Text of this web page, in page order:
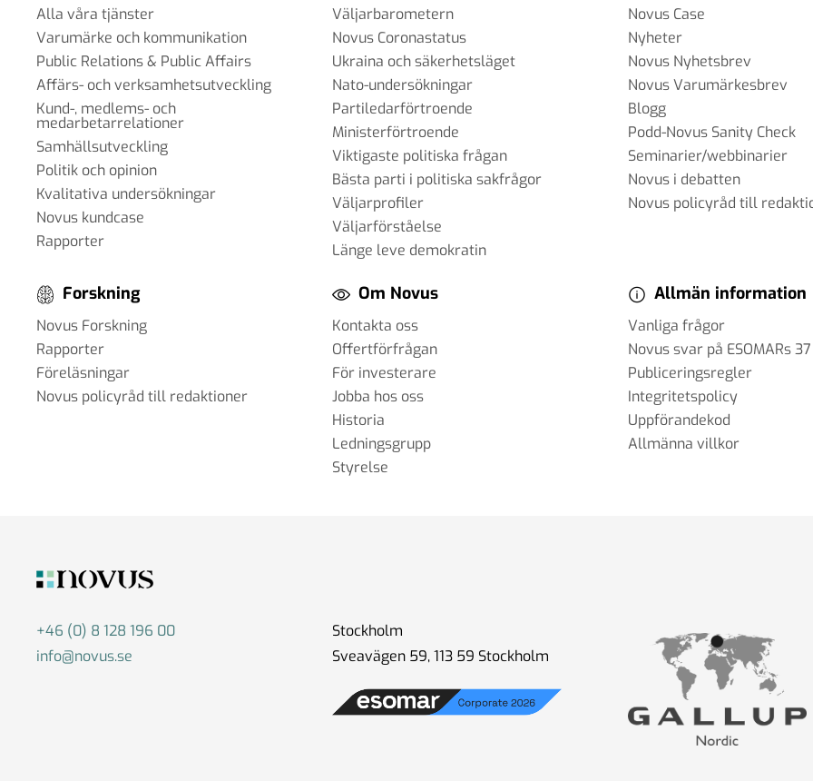
Alla våra tjänster
Varumärke och kommunikation
Public Relations & Public Affairs
Affärs- och verksamhetsutveckling
Kund-, medlems- och
medarbetarrelationer
Samhällsutveckling
Politik och opinion
Kvalitativa undersökningar
Novus kundcase
Rapporter
Väljarbarometern
Novus Coronastatus
Ukraina och säkerhetsläget
Nato-undersökningar
Partiledarförtroende
Ministerförtroende
Viktigaste politiska frågan
Bästa parti i politiska sakfrågor
Väljarprofiler
Väljarförståelse
Länge leve demokratin
Novus Case
Nyheter
Novus Nyhetsbrev
Novus Varumärkesbrev
Blogg
Podd-Novus Sanity Check
Seminarier/webbinarier
Novus i debatten
Novus policyråd till
Forskning
Novus Forskning
Rapporter
Föreläsningar
Novus policyråd till redaktioner
Om Novus
Kontakta oss
Offertförfrågan
För investerare
Jobba hos oss
Historia
Ledningsgrupp
Styrelse
Allmän information
Vanliga frågor
Novus svar på ESOMARs
Publiceringsregler
Integritetspolicy
Uppförandekod
Allmänna villkor
+46 (0) 8 128 196 00
info@novus.se
Stockholm
Sveavägen 59, 113 59 Stockholm